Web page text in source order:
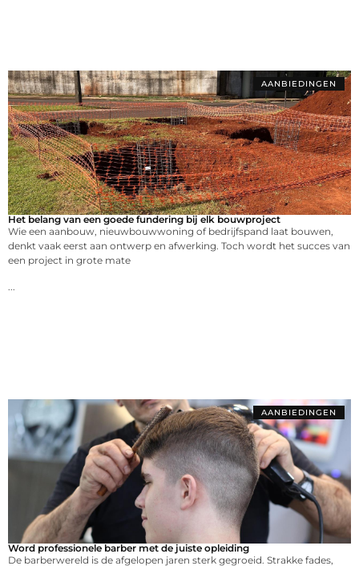
AANBIEDINGEN
Het belang van een goede fundering bij elk bouwproject
Wie een aanbouw, nieuwbouwwoning of bedrijfspand laat bouwen,
denkt vaak eerst aan ontwerp en afwerking. Toch wordt het succes van
een project in grote mate
AANBIEDINGEN
Word professionele barber met de juiste opleiding
De barberwereld is de afgelopen jaren sterk gegroeid. Strakke fades,